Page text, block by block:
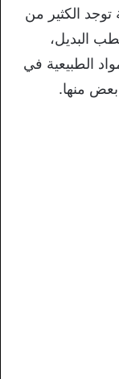
الكثير من
البديل،
الطبيعية في
منها.